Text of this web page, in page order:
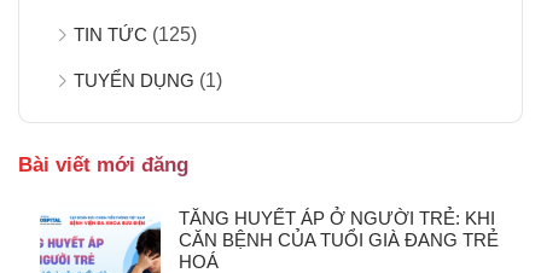
TIN TỨC (125)
TUYỂN DỤNG (1)
Bài viết mới đăng
TĂNG HUYẾT ÁP Ở NGƯỜI TRẺ: KHI
CĂN BỆNH CỦA TUỔI GIÀ ĐANG TRẺ
HOÁ